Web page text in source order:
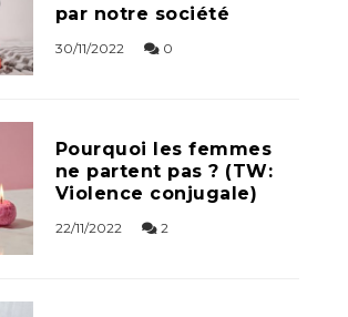
par notre société
30/11/2022 0
Pourquoi les femmes
ne partent pas ? (TW:
Violence conjugale)
22/11/2022 2